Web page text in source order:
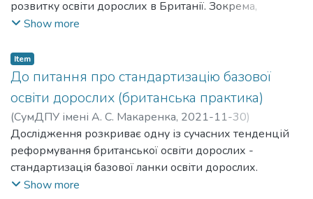
негативного впливу недостатнього рівня грамотності
населення на економічні показники країни.
Світлана Петрівна;Shumaeva Svitlana Petrivna
розвитку освіти дорослих в Британії. Зокрема,
розглядаються провідні чинники, які зорієнтували
аналізуються особливості урядової політики та основні
реформи, спрямовані на розвиток та підтримку освіти
дорослих у британській вищій освіті; подано сучасні
типи закладів вищої освіти Британії, які працюють з
дорослим студентом; описується загальна схема
навчання дорослих за університетськими програмами;
висвітлюються перспективи реалізації позитивного
досвіду в межах вітчизняної системи освіти дорослих.
Show more
Item
До питання про стандартизацію базової
освіти дорослих (британська практика)
(СумДПУ імені А. С. Макаренка, 2021-11-30)
Коваленко Світлана Миколаївна ;Kovalenko Svitlana
Mykolaivna;Коробова Юлія Володимирівна;Korobova
Yuliia Volodymyrivna
Дослідження розкриває одну із сучасних тенденцій
реформування британської освіти дорослих -
стандартизація базової ланки освіти дорослих.
Show more